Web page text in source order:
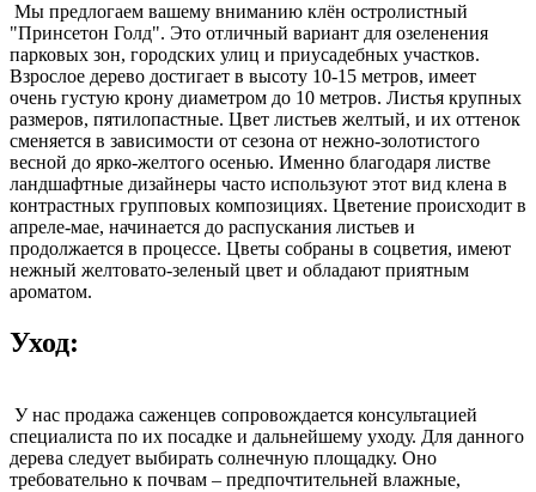
Мы предлогаем вашему вниманию клён остролистный
"Принсетон Голд". Это отличный вариант для озеленения
парковых зон, городских улиц и приусадебных участков.
Взрослое дерево достигает в высоту 10-15 метров, имеет
очень густую крону диаметром до 10 метров. Листья крупных
размеров, пятилопастные. Цвет листьев желтый, и их оттенок
сменяется в зависимости от сезона от нежно-золотистого
весной до ярко-желтого осенью. Именно благодаря листве
ландшафтные дизайнеры часто используют этот вид клена в
контрастных групповых композициях. Цветение происходит в
апреле-мае, начинается до распускания листьев и
продолжается в процессе. Цветы собраны в соцветия, имеют
нежный желтовато-зеленый цвет и обладают приятным
ароматом.
Уход:
У нас продажа саженцев сопровождается консультацией
специалиста по их посадке и дальнейшему уходу. Для данного
дерева следует выбирать солнечную площадку. Оно
требовательно к почвам – предпочтительней влажные,